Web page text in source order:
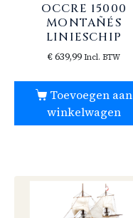
OCCRE 15000
MONTAÑÉS
LINIESCHIP
€639,99 Incl. BTW
Toevoegen aan
winkelwagen